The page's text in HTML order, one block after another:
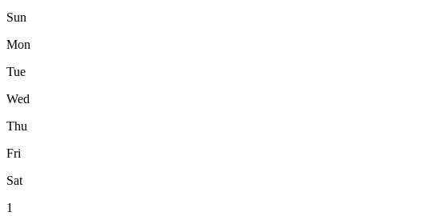
Sun
Mon
Tue
Wed
Thu
Fri
Sat
1